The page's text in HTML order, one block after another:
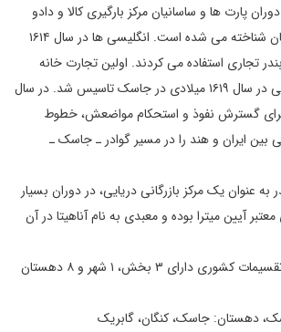
پارت ها و ساسانیان مرکز بارگیری کالا و دادو
ستد و استراحت بازرگانان شناخته می شده است. انگلیسی ها در سال ۱۶۱۴
تجاری استفاده می کردند. اولین تجارت خانه
شرکت کمپانی هند شرقی در سال ۱۶۱۹ میلادی در جاسک تاسیس شد. در سال
برای گسترش نفوذ و استحکام مواضعش، خطوط
بین ایران و هند را در مسیر گوادر ـ جاسک ـ
به عنوان یک مرکز بازرگانی دریایی، در دوران بسیار
آیین میترا بوده و معبدی به نام آناهیتا در آن
این شهرستان براساس تقسیمات کشوری دارای ۳ بخش، ۱ شهر و ۸ دهستان
دهستان: جاسک، کنگان، گابریک